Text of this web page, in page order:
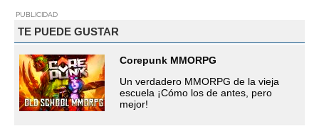
PUBLICIDAD
TE PUEDE GUSTAR
Corepunk MMORPG
Un verdadero MMORPG de la vieja
escuela ¡Cómo los de antes, pero
mejor!